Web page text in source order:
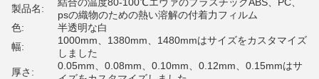
製品名:
psの織物のための熱い溶解の付着力フィルム
色:
半透明な白
幅:
1000mm、1380mm、1480mmはサイズをカスタマイズ
しました
厚さ:
0.05mm、0.08mm、0.10mm、0.12mm、0.15mmはサ